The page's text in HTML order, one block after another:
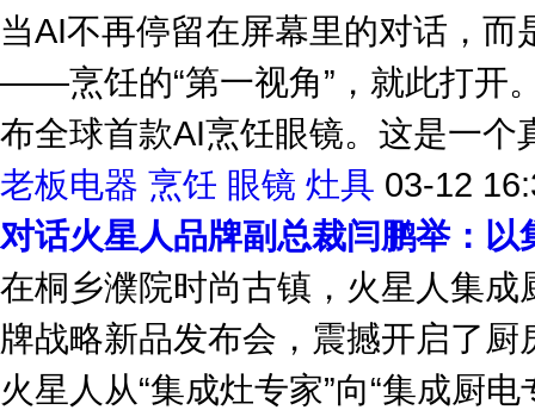
当AI不再停留在屏幕里的对话，
——烹饪的“第一视角”，就此打开
布全球首款AI烹饪眼镜。这是一个
老板电器 烹饪 眼镜 灶具 03-12
对话火星人品牌副总裁闫鹏举：以
在桐乡濮院时尚古镇，火星人集
牌战略新品发布会，震撼开启了
火星人从“集成灶专家”向“集成厨